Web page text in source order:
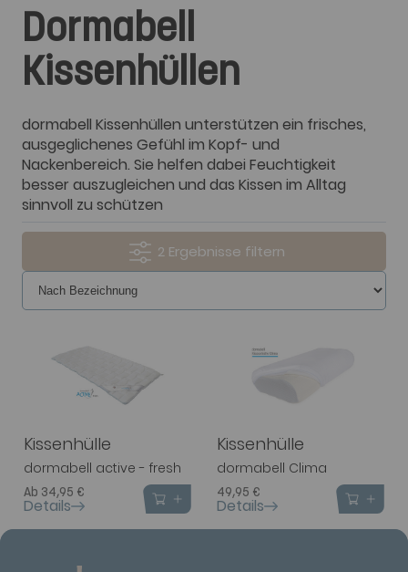
Dormabell
Kissenhüllen
dormabell Kissenhüllen unterstützen ein frisches,
ausgeglichenes Gefühl im Kopf- und
Nackenbereich. Sie helfen dabei Feuchtigkeit
besser auszugleichen und das Kissen im Alltag
sinnvoll zu schützen
2
Kissenhülle
dormabell active - fresh
Ab 34,95 €
Details
Kissenhülle
dormabell Clima
49,95 €
Details